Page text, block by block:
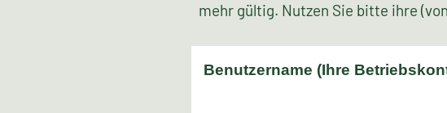
mehr gültig. Nutzen Sie bitte ihre